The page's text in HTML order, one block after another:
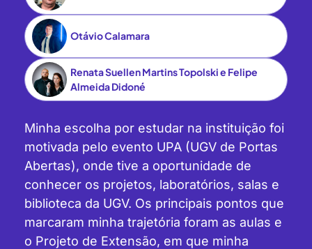
Minha escolha por estudar na instituição foi
motivada pelo evento UPA (UGV de Portas
Abertas), onde tive a oportunidade de
conhecer os projetos, laboratórios, salas e
biblioteca da UGV. Os principais pontos que
marcaram minha trajetória foram as aulas e
o Projeto de Extensão, em que minha
Otávio Calamara
Renata Suellen Martins Topolski e Felipe
Almeida Didoné